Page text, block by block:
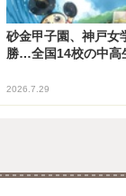
砂金甲子園、神戸女
勝…全国14校の中高
2026.7.29